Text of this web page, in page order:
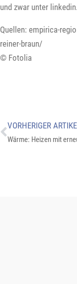
und zwar unter
Quellen: empirica-
reiner-braun/
© Fotolia
VORHERIGER
Wärme: Heizen mit